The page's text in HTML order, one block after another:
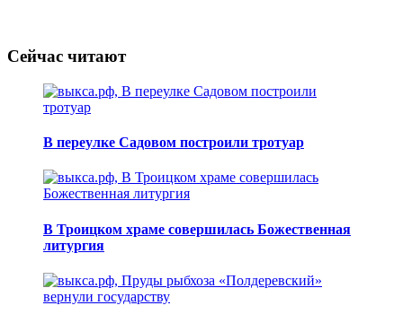
Сейчас читают
В переулке Садовом построили тротуар
В Троицком храме совершилась Божественная
литургия